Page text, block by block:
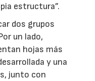
estructura”.
dos grupos
un lado,
hojas más
y una
junto con